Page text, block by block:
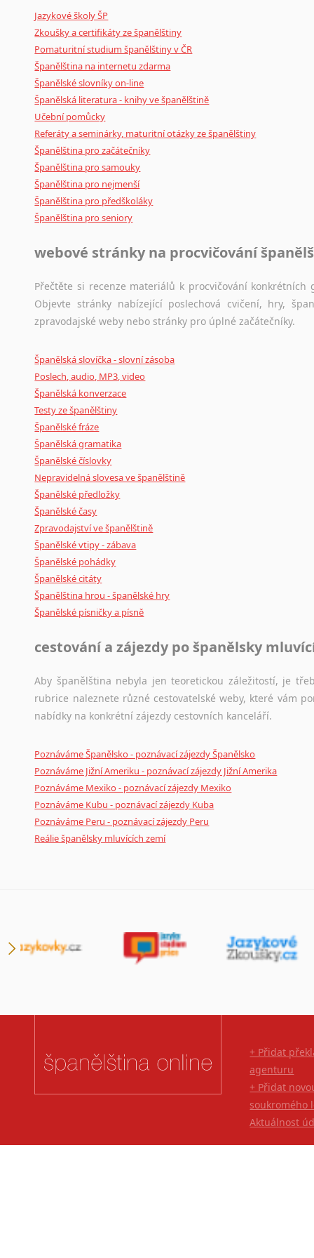
poradny a pravidla
Jazykové školy ŠP
Zkoušky a certifikáty ze španělštiny
Pomaturitní studium španělštiny v ČR
Španělština na internetu zdarma
Španělské slovníky on-line
Španělská literatura - knihy ve španělštině
Učební pomůcky
Referáty a seminárky, maturitní otázky ze španělštiny
Španělština pro začátečníky
Španělština pro samouky
Španělština pro nejmenší
Španělština pro předškoláky
Španělština pro seniory
webové stránky na procvičování
Přečtěte si recenze materiálů k procvičování
Objevte stránky nabízející poslechová cvičení, hry,
zpravodajské weby nebo stránky pro úplné začátečníky.
Španělská slovíčka - slovní zásoba
Poslech, audio, MP3, video
Španělská konverzace
Testy ze španělštiny
Španělské fráze
Španělská gramatika
Španělské číslovky
Nepravidelná slovesa ve španělštině
Španělské předložky
Španělské časy
Zpravodajství ve španělštině
Španělské vtipy - zábava
Španělské pohádky
Španělské citáty
Španělština hrou - španělské hry
Španělské písničky a písně
cestování a zájezdy po španělsky
Aby španělština nebyla jen teoretickou záležitostí, je
rubrice naleznete různé cestovatelské weby, které vám
nabídky na konkrétní zájezdy cestovních kanceláří.
Poznáváme Španělsko - poznávací zájezdy Španělsko
Poznáváme Jižní Ameriku - poznávací zájezdy Jižní Amerika
Poznáváme Mexiko - poznávací zájezdy Mexiko
Poznáváme Kubu - poznávací zájezdy Kuba
Poznáváme Peru - poznávací zájezdy Peru
Reálie španělsky mluvících zemí
+ Přidat
agenturu
+ Přidat
soukromého
Aktuálnost